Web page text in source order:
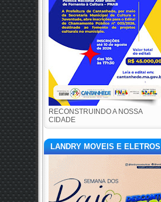
RECONSTRUINDO A NOSSA
CIDADE
LANDRY MOVEIS E ELETROS